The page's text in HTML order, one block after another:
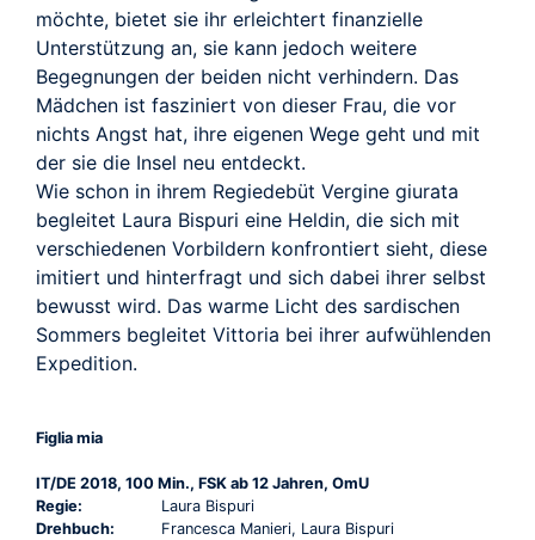
möchte, bietet sie ihr erleichtert finanzielle
Unterstützung an, sie kann jedoch weitere
Begegnungen der beiden nicht verhindern. Das
Mädchen ist fasziniert von dieser Frau, die vor
nichts Angst hat, ihre eigenen Wege geht und mit
der sie die Insel neu entdeckt.
Wie schon in ihrem Regiedebüt Vergine giurata
begleitet Laura Bispuri eine Heldin, die sich mit
verschiedenen Vorbildern konfrontiert sieht, diese
imitiert und hinterfragt und sich dabei ihrer selbst
bewusst wird. Das warme Licht des sardischen
Sommers begleitet Vittoria bei ihrer aufwühlenden
Expedition.
Figlia mia
IT/DE 2018, 100 Min., FSK ab 12 Jahren, OmU
Regie:
Laura Bispuri
Drehbuch:
Francesca Manieri, Laura Bispuri